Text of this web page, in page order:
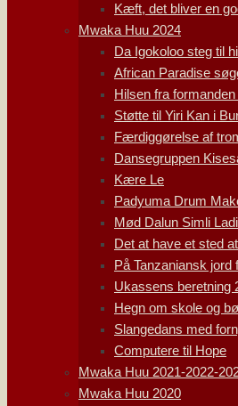
Kæft, det bliver en
Mwaka Huu 2024
Da Igokoloo steg til
African Paradise
Hilsen fra formanden
Støtte til Yiri Kan i
Færdiggørelse af
Dansegruppen
Kære Le
Padyuma Drum
Mød Dalun Simli
Det at have et sted
På Tanzaniansk jord
Ukassens beretning
Hegn om skole og
Slangedans med
Computere til Hope
Mwaka Huu 2021-2022-
Mwaka Huu 2020